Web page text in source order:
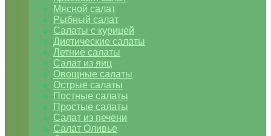
Мясной салат
Рыбный салат
Салаты с курицей
Диетические салаты
Летние салаты
Салат из яиц
Овощные салаты
Острые салаты
Постные салаты
Простые салаты
Салат из печени
Салат Оливье